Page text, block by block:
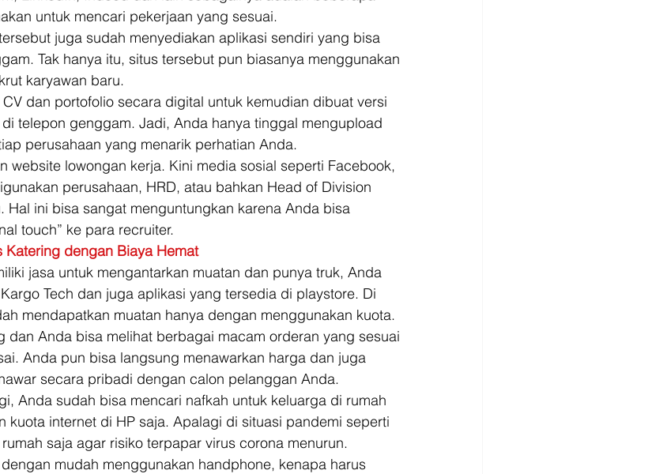
untuk mencari pekerjaan yang sesuai.
juga sudah menyediakan aplikasi sendiri yang bisa
Tak hanya itu, situs tersebut pun biasanya menggunakan
karyawan baru.
dan portofolio secara digital untuk kemudian dibuat versi
telepon genggam. Jadi, Anda hanya tinggal mengupload
perusahaan yang menarik perhatian Anda.
website lowongan kerja. Kini media sosial seperti Facebook,
perusahaan, HRD, atau bahkan Head of Division
Hal ini bisa sangat menguntungkan karena Anda bisa
touch” ke para recruiter.
Katering dengan Biaya Hemat
jasa untuk mengantarkan muatan dan punya truk, Anda
Tech dan juga aplikasi yang tersedia di playstore. Di
mendapatkan muatan hanya dengan menggunakan kuota.
dan Anda bisa melihat berbagai macam orderan yang sesuai
Anda pun bisa langsung menawarkan harga dan juga
secara pribadi dengan calon pelanggan Anda.
Anda sudah bisa mencari nafkah untuk keluarga di rumah
kuota internet di HP saja. Apalagi di situasi pandemi seperti
saja agar risiko terpapar virus corona menurun.
mudah menggunakan handphone, kenapa harus